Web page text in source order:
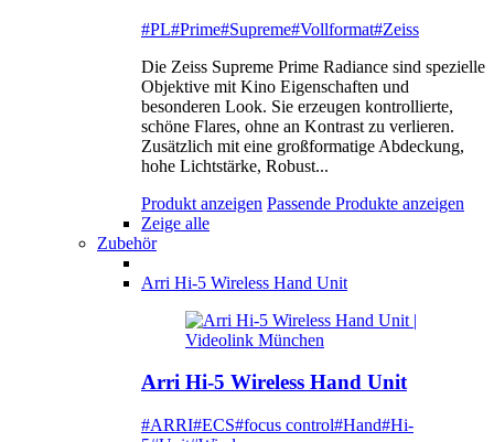
#PL#Prime#Supreme#Vollformat#Zeiss
Die Zeiss Supreme Prime Radiance sind spezielle
Objektive mit Kino Eigenschaften und
besonderen Look. Sie erzeugen kontrollierte,
schöne Flares, ohne an Kontrast zu verlieren.
Zusätzlich mit eine großformatige Abdeckung,
hohe Lichtstärke, Robust...
Produkt anzeigen Passende Produkte anzeigen
Zeige alle
Zubehör
Arri Hi-5 Wireless Hand Unit
Arri Hi-5 Wireless Hand Unit
#ARRI#ECS#focus control#Hand#Hi-